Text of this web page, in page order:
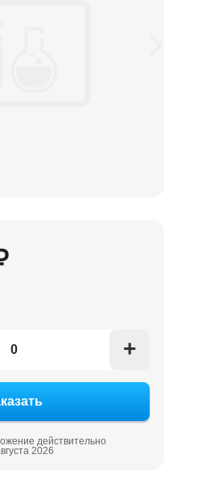
+
действительно
2026